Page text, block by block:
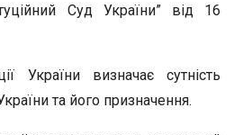
Суд України” від 16
України визначає сутність
та його призначення.